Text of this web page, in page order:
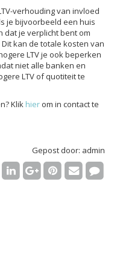
verhouding van invloed
je bijvoorbeeld een huis
dat je verplicht bent om
kan de totale kosten van
LTV je ook beperken
niet alle banken en
LTV of quotiteit te
Klik hier om in contact te
Gepost door: admin